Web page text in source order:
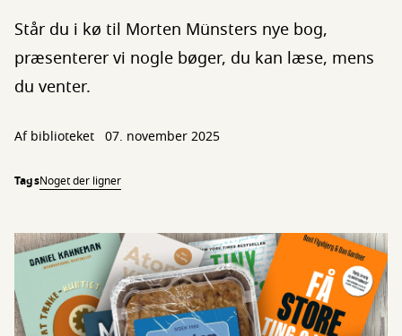
Står du i kø til Morten Münsters nye bog,
præsenterer vi nogle bøger, du kan læse, mens
du venter.
Af biblioteket 07. november 2025
TagsNoget der ligner